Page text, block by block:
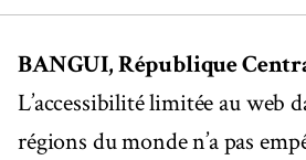
BANGUI, République
L’accessibilité limitée au web
régions du monde n’a pas